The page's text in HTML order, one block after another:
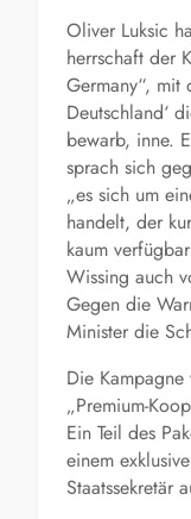
Oliver Luksic
herrschaft der
Germany“, mit
Deutschland‘
bewarb, inne.
sprach sich
„es sich um
handelt, der
kaum
Wissing auch
Gegen die
Minister die
Die
„Premium-
Ein Teil des
einem
Staatssekretär